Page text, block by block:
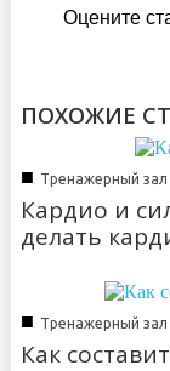
Оцените
ПОХОЖИЕ
■ Тренажерный зал
Кардио и
делать
■ Тренажерный зал
Как